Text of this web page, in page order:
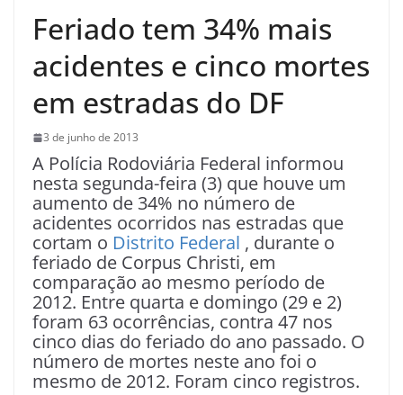
Feriado tem 34% mais
acidentes e cinco mortes
em estradas do DF
3 de junho de 2013
A Polícia Rodoviária Federal informou
nesta segunda-feira (3) que houve um
aumento de 34% no número de
acidentes ocorridos nas estradas que
cortam o Distrito Federal , durante o
feriado de Corpus Christi, em
comparação ao mesmo período de
2012. Entre quarta e domingo (29 e 2)
foram 63 ocorrências, contra 47 nos
cinco dias do feriado do ano passado. O
número de mortes neste ano foi o
mesmo de 2012. Foram cinco registros.